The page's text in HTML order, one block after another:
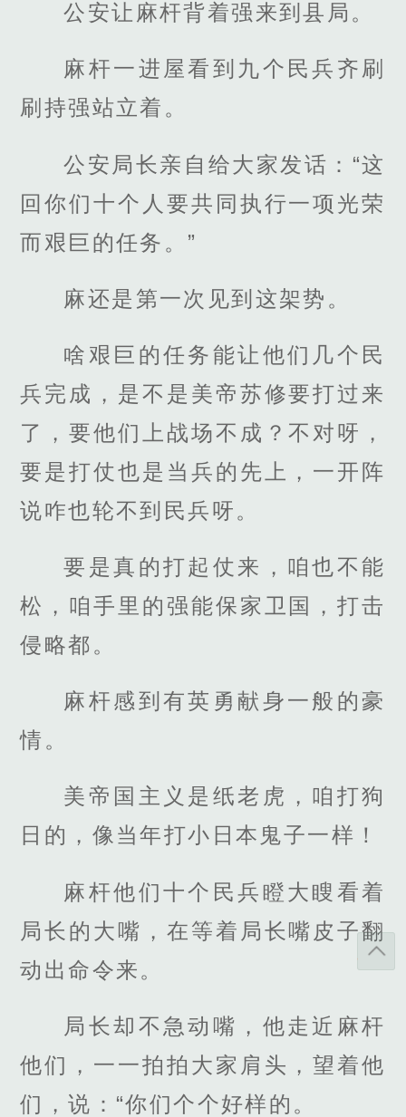
公安让麻杆背着强来到县局。
麻杆一进屋看到九个民兵齐刷
刷持强站立着。
公安局长亲自给大家发话：“这
回你们十个人要共同执行一项光荣
而艰巨的任务。”
麻还是第一次见到这架势。
啥艰巨的任务能让他们几个民
兵完成，是不是美帝苏修要打过来
了，要他们上战场不成？不对呀，
要是打仗也是当兵的先上，一开阵
说咋也轮不到民兵呀。
要是真的打起仗来，咱也不能
松，咱手里的强能保家卫国，打击
侵略都。
麻杆感到有英勇献身一般的豪
情。
美帝国主义是纸老虎，咱打狗
日的，像当年打小日本鬼子一样！
麻杆他们十个民兵瞪大瞍看着
局长的大嘴，在等着局长嘴皮子翻
动出命令来。
局长却不急动嘴，他走近麻杆
他们，一一拍拍大家肩头，望着他
们，说：“你们个个好样的。